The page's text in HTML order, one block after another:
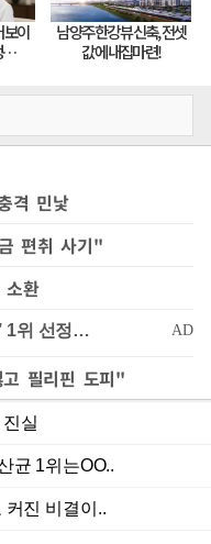
격 민낯
편취 사기"
환
필리핀 도피"